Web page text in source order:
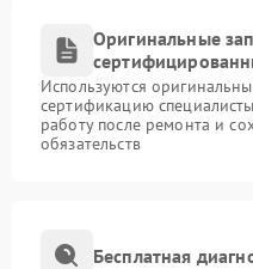
Оригинальные
Используются
сертификацию
работу после ремонта и
обязательств
Бесплатная